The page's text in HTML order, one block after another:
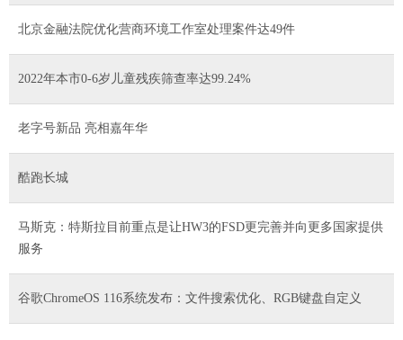
北京金融法院优化营商环境工作室处理案件达49件
2022年本市0-6岁儿童残疾筛查率达99.24%
老字号新品 亮相嘉年华
酷跑长城
马斯克：特斯拉目前重点是让HW3的FSD更完善并向更多国家提供
服务
谷歌ChromeOS 116系统发布：文件搜索优化、RGB键盘自定义